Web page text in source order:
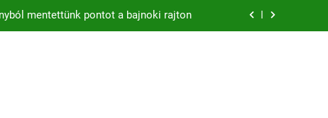
mentettünk pontot a bajnoki rajton
mint 200 játékos lépett pályára Érden
tovább a MOL Magyar Kupában